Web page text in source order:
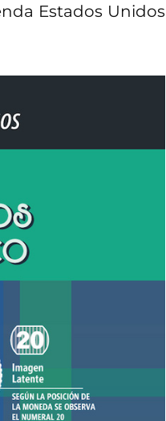
Estados Unidos